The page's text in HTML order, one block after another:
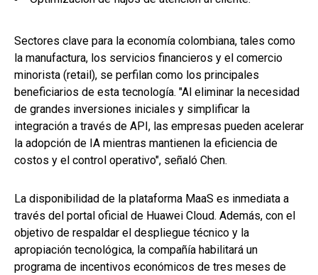
Sectores clave para la economía colombiana, tales como
la manufactura, los servicios financieros y el comercio
minorista (retail), se perfilan como los principales
beneficiarios de esta tecnología. "Al eliminar la necesidad
de grandes inversiones iniciales y simplificar la
integración a través de API, las empresas pueden acelerar
la adopción de IA mientras mantienen la eficiencia de
costos y el control operativo", señaló Chen.
La disponibilidad de la plataforma MaaS es inmediata a
través del portal oficial de Huawei Cloud. Además, con el
objetivo de respaldar el despliegue técnico y la
apropiación tecnológica, la compañía habilitará un
programa de incentivos económicos de tres meses de